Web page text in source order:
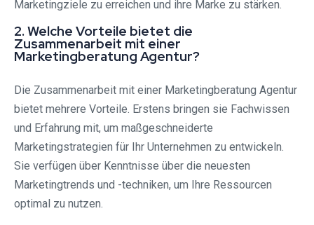
Marketingziele zu erreichen und ihre Marke zu stärken.
2. Welche Vorteile bietet die
Zusammenarbeit mit einer
Marketingberatung Agentur?
Die Zusammenarbeit mit einer Marketingberatung Agentur
bietet mehrere Vorteile. Erstens bringen sie Fachwissen
und Erfahrung mit, um maßgeschneiderte
Marketingstrategien für Ihr Unternehmen zu entwickeln.
Sie verfügen über Kenntnisse über die neuesten
Marketingtrends und -techniken, um Ihre Ressourcen
optimal zu nutzen.